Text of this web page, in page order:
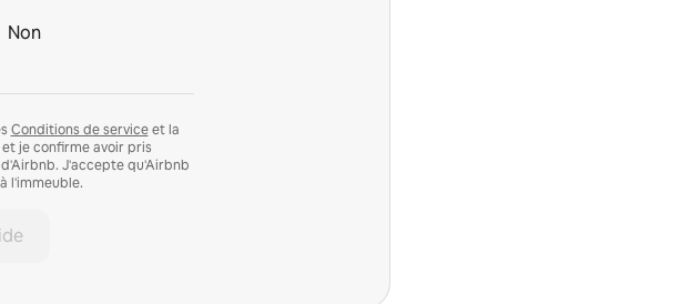
Non
Conditions de serviceet la
je confirme avoir pris
J'accepte qu'Airbnb
l'immeuble.